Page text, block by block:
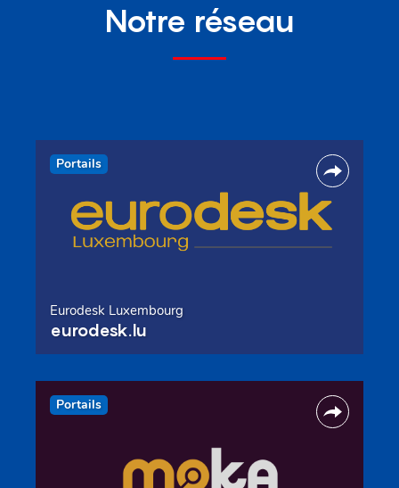
Notre réseau
Portails
Eurodesk Luxembourg
eurodesk.lu
Portails